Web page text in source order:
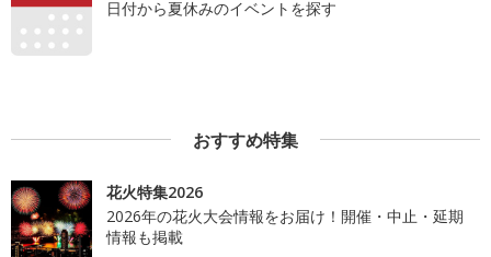
日付から夏休みのイベントを探す
おすすめ特集
花火特集2026
2026年の花火大会情報をお届け！開催・中止・延期
情報も掲載